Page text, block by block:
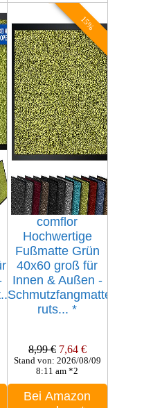
15%
comflor
Hochwertige
Fußmatte Grün
40x60 groß für
Innen & Außen -
Schmutzfangmatte
ruts...*
8,99 € 7,64 €
Stand von: 2026/08/09
8:11 am *2
Bei Amazon